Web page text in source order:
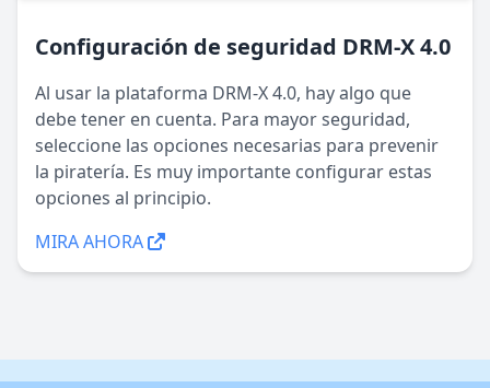
Configuración de seguridad DRM-X 4.0
Al usar la plataforma DRM-X 4.0, hay algo que
debe tener en cuenta. Para mayor seguridad,
seleccione las opciones necesarias para prevenir
la piratería. Es muy importante configurar estas
opciones al principio.
MIRA AHORA